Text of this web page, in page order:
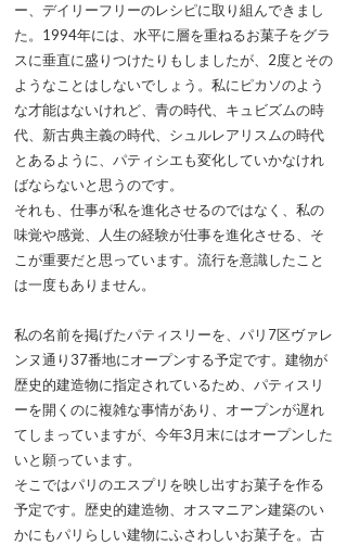
ー、デイリーフリーのレシピに取り組んできまし
た。1994年には、水平に層を重ねるお菓子をグラ
スに垂直に盛りつけたりもしましたが、2度とその
ようなことはしないでしょう。私にピカソのよう
な才能はないけれど、青の時代、キュビズムの時
代、新古典主義の時代、シュルレアリスムの時代
とあるように、パティシエも変化していかなけれ
ばならないと思うのです。
それも、仕事が私を進化させるのではなく、私の
味覚や感覚、人生の経験が仕事を進化させる、そ
こが重要だと思っています。流行を意識したこと
は一度もありません。
私の名前を掲げたパティスリーを、パリ7区ヴァレ
ンヌ通り37番地にオープンする予定です。建物が
歴史的建造物に指定されているため、パティスリ
ーを開くのに複雑な事情があり、オープンが遅れ
てしまっていますが、今年3月末にはオープンした
いと願っています。
そこではパリのエスプリを映し出すお菓子を作る
予定です。歴史的建造物、オスマニアン建築のい
かにもパリらしい建物にふさわしいお菓子を。古